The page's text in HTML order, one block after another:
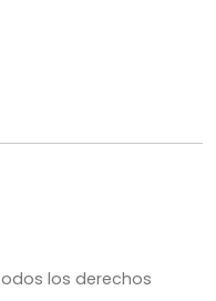
los derechos